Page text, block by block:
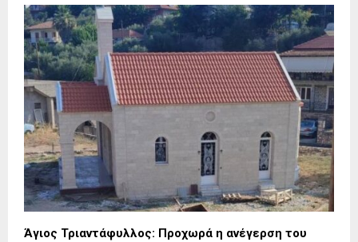
Άγιος Τριαντάφυλλος: Προχωρά η ανέγερση του